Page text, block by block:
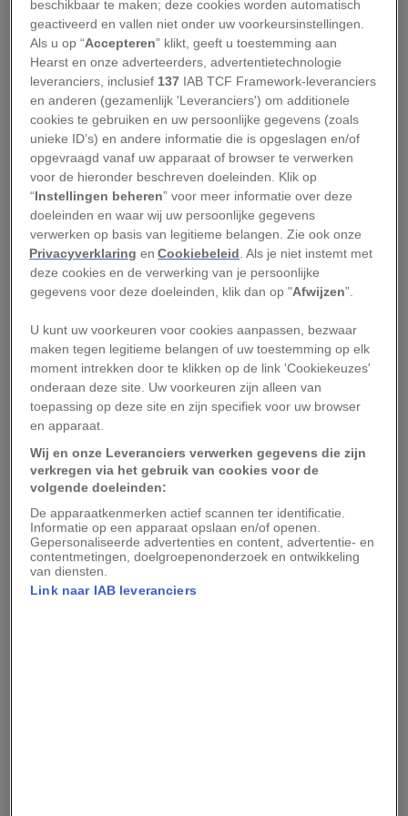
water tot verboden gebied verklaard. Wat maakt
dit eiland zo uitzonderlijk?
Een geïsoleerd volk dat
geïsoleerd wil blijven
North Sentinel Island maakt deel uit van de
eilandengroep Andamanen en Nicobaren, die
bestuurlijk tot India behoort en ruim 1200
kilometer van het vasteland ligt. Van de 184
eilanden in de archipel worden er slechts zo’n
dertig bewoond.
Over de bewoners van North Sentinel Island, de
Sentinelezen, weten we nog altijd erg weinig. Ze
leven al duizenden jaren als jagers-verzamelaars
en worden beschouwd als een van
geïsoleerde volken ter wereld
. Hun aantal wordt
geschat op slechts vijftig tot tweehonderd
personen, maar zelfs dat is niet met zekerheid te
zeggen.
Veel van wat we over de Sentinelezen weten,
komt uit bronnen van vóór 2000. Sinds 1996
beschikbaar te maken; deze cookies worden automatisch
geactiveerd en vallen niet onder uw voorkeursinstellingen.
Als u op “Accepteren” klikt, geeft u toestemming aan
Hearst en onze adverteerders, advertentietechnologie
leveranciers, inclusief 137 IAB TCF Framework-leveranciers
en anderen (gezamenlijk 'Leveranciers') om additionele
cookies te gebruiken en uw persoonlijke gegevens (zoals
unieke ID’s) en andere informatie die is opgeslagen en/of
opgevraagd vanaf uw apparaat of browser te verwerken
voor de hieronder beschreven doeleinden. Klik op
“Instellingen beheren” voor meer informatie over deze
doeleinden en waar wij uw persoonlijke gegevens
verwerken op basis van legitieme belangen. Zie ook onze
Privacyverklaring enCookiebeleid . Als je niet instemt met
deze cookies en de verwerking van je persoonlijke
gegevens voor deze doeleinden, klik dan op "Afwijzen”.
U kunt uw voorkeuren voor cookies aanpassen, bezwaar
maken tegen legitieme belangen of uw toestemming op elk
moment intrekken door te klikken op de link 'Cookiekeuzes'
onderaan deze site. Uw voorkeuren zijn alleen van
toepassing op deze site en zijn specifiek voor uw browser
en apparaat.
Wij en onze Leveranciers verwerken gegevens die zijn
verkregen via het gebruik van cookies voor de
volgende doeleinden:
De apparaatkenmerken actief scannen ter identificatie.
Informatie op een apparaat opslaan en/of openen.
Gepersonaliseerde advertenties en content, advertentie- en
contentmetingen, doelgroepenonderzoek en ontwikkeling
van diensten.
Link naar IAB leveranciers